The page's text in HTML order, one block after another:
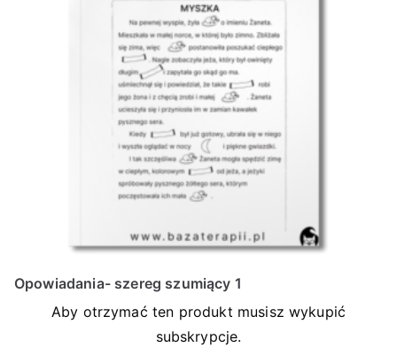
Opowiadania- szereg szumiący 1
Aby otrzymać ten produkt musisz wykupić
subskrypcje.